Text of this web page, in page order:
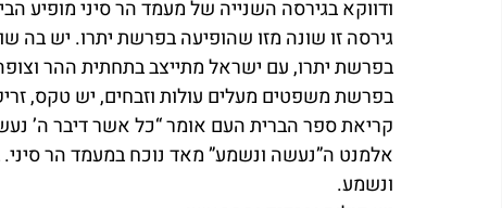
ודווקא בגירסה השנייה של מעמד הר סיני מופיע
גירסה זו שונה מזו שהופיעה בפרשת יתרו. יש בה
בפרשת יתרו, עם ישראל מתייצב בתחתית ההר
בפרשת משפטים מעלים עולות וזבחים, יש טקס,
קריאת ספר הברית העם אומר “כל אשר דיבר ה’
אלמנט ה”נעשה ונשמע” מאד נוכח במעמד הר
ונשמע.